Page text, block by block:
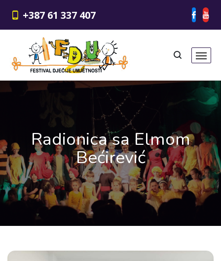
+387 61 337 407
Radionica sa Elmom
Bećirević